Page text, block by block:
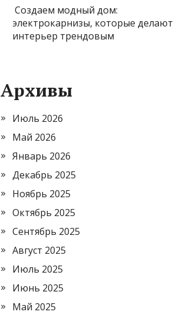
Создаем модный дом:
электрокарнизы, которые делают
интерьер трендовым
Архивы
Июль 2026
Май 2026
Январь 2026
Декабрь 2025
Ноябрь 2025
Октябрь 2025
Сентябрь 2025
Август 2025
Июль 2025
Июнь 2025
Май 2025